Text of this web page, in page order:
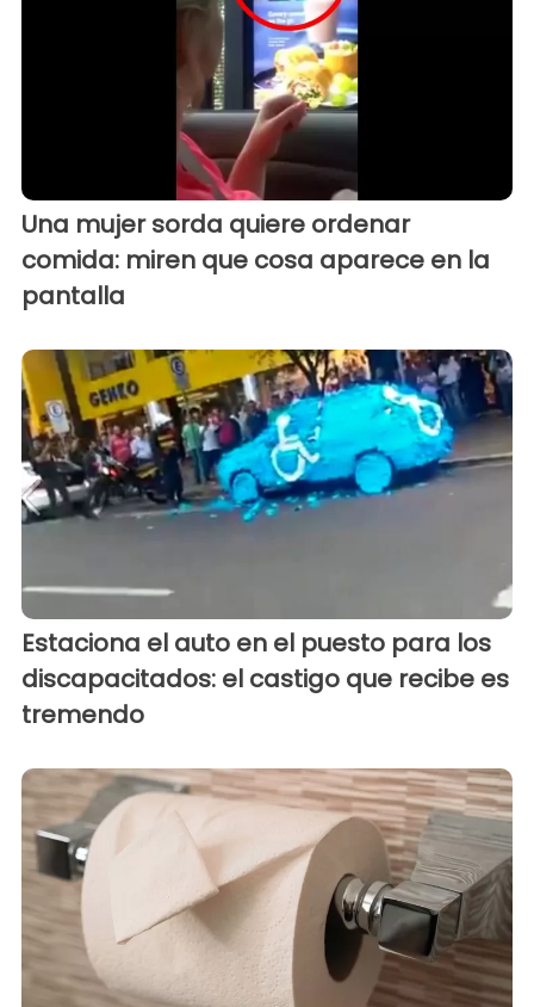
Una mujer sorda quiere ordenar
comida: miren que cosa aparece en la
pantalla
Estaciona el auto en el puesto para los
discapacitados: el castigo que recibe es
tremendo